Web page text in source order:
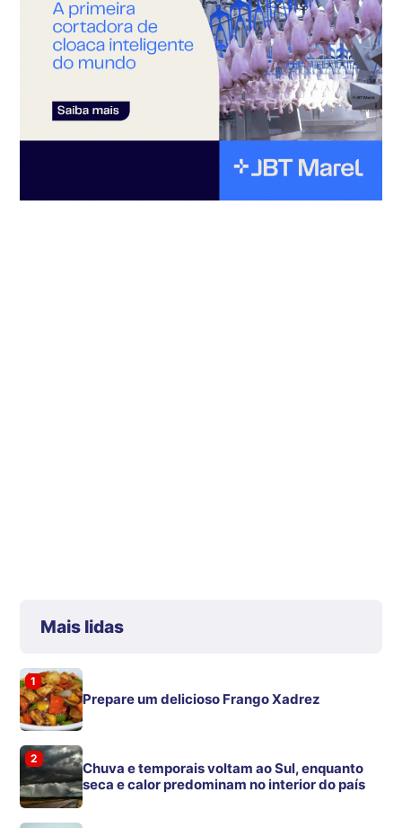
Mais lidas
1
Prepare um delicioso Frango Xadrez
2
Chuva e temporais voltam ao Sul, enquanto
seca e calor predominam no interior do país